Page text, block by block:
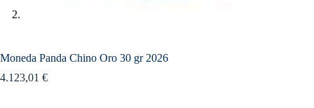
Moneda Panda Chino Oro 30 gr 2026
4.123,01 €